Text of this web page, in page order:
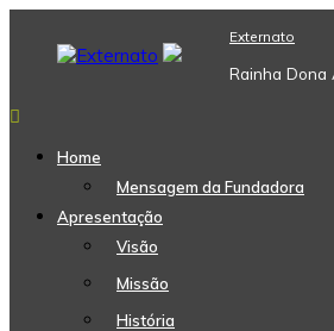
content
Externato
Rainha Dona
Home
Mensagem da Fundadora
Apresentação
Visão
Missão
História